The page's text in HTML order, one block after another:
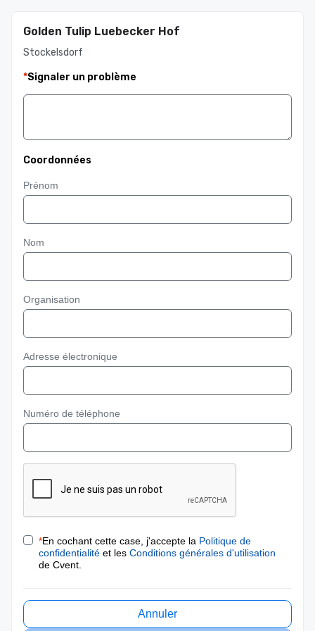
Golden Tulip Luebecker Hof
Stockelsdorf
*Signaler un problème
Coordonnées
Prénom
Nom
Organisation
Adresse électronique
Numéro de téléphone
*En cochant cette case, j'accepte la Politique de
confidentialité et les Conditions générales d'utilisation
de Cvent.
Annuler